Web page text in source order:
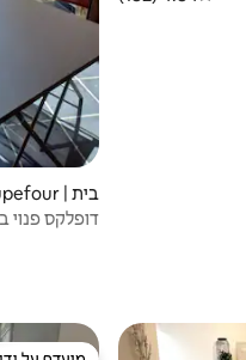
בית | Fontaine-Étoupefour